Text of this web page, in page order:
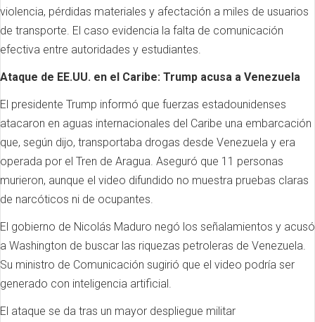
violencia, pérdidas materiales y afectación a miles de usuarios
de transporte. El caso evidencia la falta de comunicación
efectiva entre autoridades y estudiantes.
Ataque de EE.UU. en el Caribe: Trump acusa a Venezuela
El presidente Trump informó que fuerzas estadounidenses
atacaron en aguas internacionales del Caribe una embarcación
que, según dijo, transportaba drogas desde Venezuela y era
operada por el Tren de Aragua. Aseguró que 11 personas
murieron, aunque el video difundido no muestra pruebas claras
de narcóticos ni de ocupantes.
El gobierno de Nicolás Maduro negó los señalamientos y acusó
a Washington de buscar las riquezas petroleras de Venezuela.
Su ministro de Comunicación sugirió que el video podría ser
generado con inteligencia artificial.
El ataque se da tras un mayor despliegue militar